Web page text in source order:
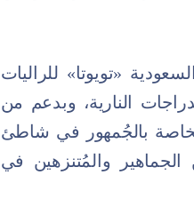
«تويوتا» للراليات
النارية، وبدعم من
الخاصة بالجُمهور في شاطئ
عدد من الجماهير والمُتنزهين في